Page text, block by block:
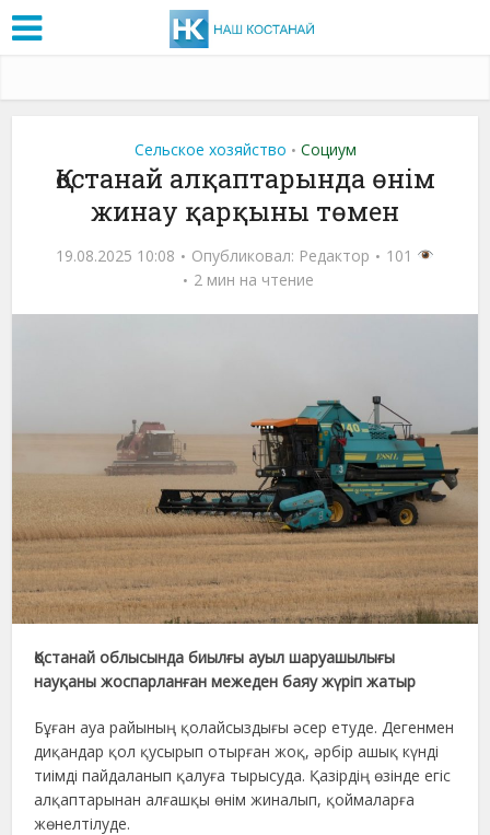
Сельское хозяйство • Социум
Қостанай алқаптарында өнім
жинау қарқыны төмен
19.08.2025 10:08 Опубликовал: Редактор
101
2 мин на чтение
Қостанай облысында биылғы ауыл шаруашылығы
науқаны жоспарланған межеден баяу жүріп жатыр
Бұған ауа райының қолайсыздығы әсер етуде. Дегенмен
диқандар қол қусырып отырған жоқ, әрбір ашық күнді
тиімді пайдаланып қалуға тырысуда. Қазірдің өзінде егіс
алқаптарынан алғашқы өнім жиналып, қоймаларға
жөнелтілуде.